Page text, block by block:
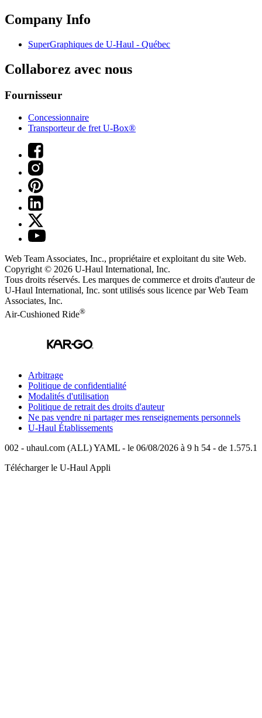
Company Info
SuperGraphiques de U-Haul - Québec
Collaborez avec nous
Fournisseur
Concessionnaire
Transporteur de fret U-Box®
Web Team Associates, Inc., propriétaire et exploitant du site Web.
Copyright © 2026 U-Haul International, Inc.
Tous droits réservés. Les marques de commerce et droits d'auteur de
U-Haul International, Inc. sont utilisés sous licence par Web Team
Associates, Inc.
Air-Cushioned Ride®
Arbitrage
Politique de confidentialité
Modalités d'utilisation
Politique de retrait des droits d'auteur
Ne pas vendre ni partager mes renseignements personnels
U-Haul Établissements
002 - uhaul.com (ALL) YAML - le 06/08/2026 à 9 h 54 - de 1.575.1
Télécharger le U-Haul Appli